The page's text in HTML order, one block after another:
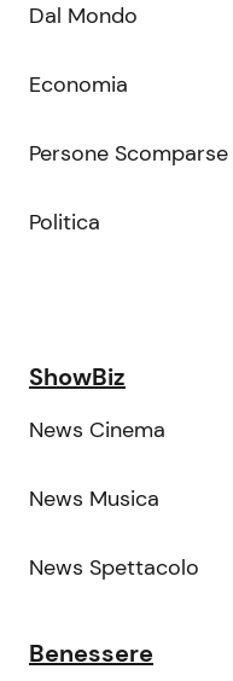
Dal Mondo
Economia
Persone Scomparse
Politica
ShowBiz
News Cinema
News Musica
News Spettacolo
Benessere